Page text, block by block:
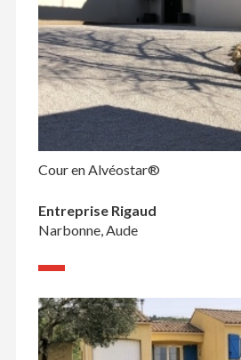
Cour en Alvéostar®
Entreprise Rigaud
Narbonne, Aude